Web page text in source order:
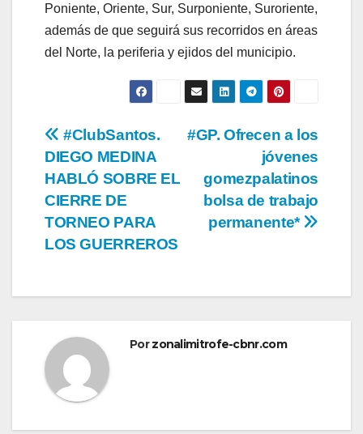
Poniente, Oriente, Sur, Surponiente, Suroriente,
además de que seguirá sus recorridos en áreas
del Norte, la periferia y ejidos del municipio.
Navegación
de
entradas
#GP. Ofrecen a los
jóvenes
gomezpalatinos
bolsa de trabajo
permanente*
#ClubSantos.
DIEGO MEDINA
HABLÓ SOBRE EL
CIERRE DE
TORNEO PARA
LOS GUERREROS
Porzonalimitrofe-cbnr.com